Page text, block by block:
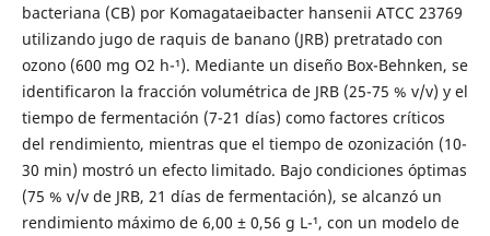
bacteriana (CB) por Komagataeibacter hansenii ATCC 23769
utilizando jugo de raquis de banano (JRB) pretratado con
ozono (600 mg O2 h-¹). Mediante un diseño Box-Behnken, se
identificaron la fracción volumétrica de JRB (25-75 % v/v) y el
tiempo de fermentación (7-21 días) como factores críticos
del rendimiento, mientras que el tiempo de ozonización (10-
30 min) mostró un efecto limitado. Bajo condiciones óptimas
(75 % v/v de JRB, 21 días de fermentación), se alcanzó un
rendimiento máximo de 6,00 ± 0,56 g L-¹, con un modelo de